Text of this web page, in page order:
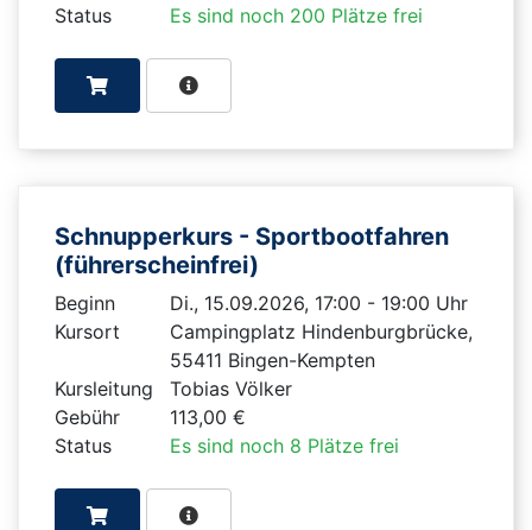
Status
Es sind noch 200 Plätze frei
Schnupperkurs - Sportbootfahren
(führerscheinfrei)
Beginn
Di., 15.09.2026, 17:00 - 19:00 Uhr
Kursort
Campingplatz Hindenburgbrücke,
55411 Bingen-Kempten
Kursleitung
Tobias Völker
Gebühr
113,00 €
Status
Es sind noch 8 Plätze frei